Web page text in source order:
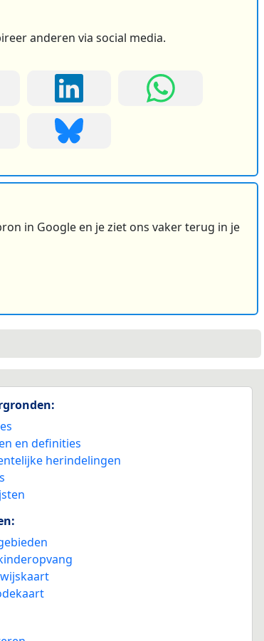
anderen via social media.
in Google en je ziet ons vaker terug in je
en definities
herindelingen